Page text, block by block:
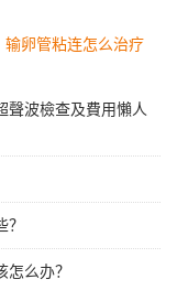
输卵管粘连怎么治疗
聲波檢查及費用懶人
么办？